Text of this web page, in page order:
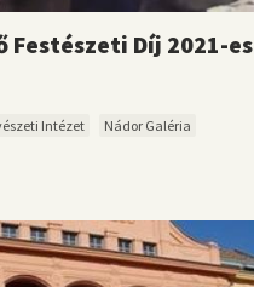
Festészeti Díj 2021-es
Intézet Nádor Galéria